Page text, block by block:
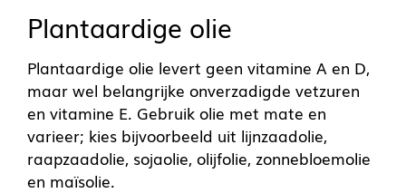
Plantaardige olie
Plantaardige olie levert geen vitamine A en D,
maar wel belangrijke onverzadigde vetzuren
en vitamine E. Gebruik olie met mate en
varieer; kies bijvoorbeeld uit lijnzaadolie,
raapzaadolie, sojaolie, olijfolie, zonnebloemolie
en maïsolie.